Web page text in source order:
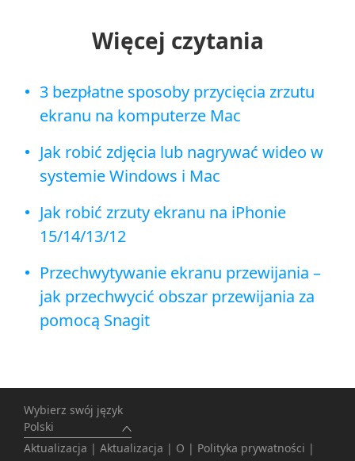
Więcej czytania
3 bezpłatne sposoby przycięcia zrzutu
ekranu na komputerze Mac
Jak robić zdjęcia lub nagrywać wideo w
systemie Windows i Mac
Jak robić zrzuty ekranu na iPhonie
15/14/13/12
Przechwytywanie ekranu przewijania –
jak przechwycić obszar przewijania za
pomocą Snagit
Aktualizacja | Aktualizacja | O | Polityka prywatności |
Wybierz swój język
Polski